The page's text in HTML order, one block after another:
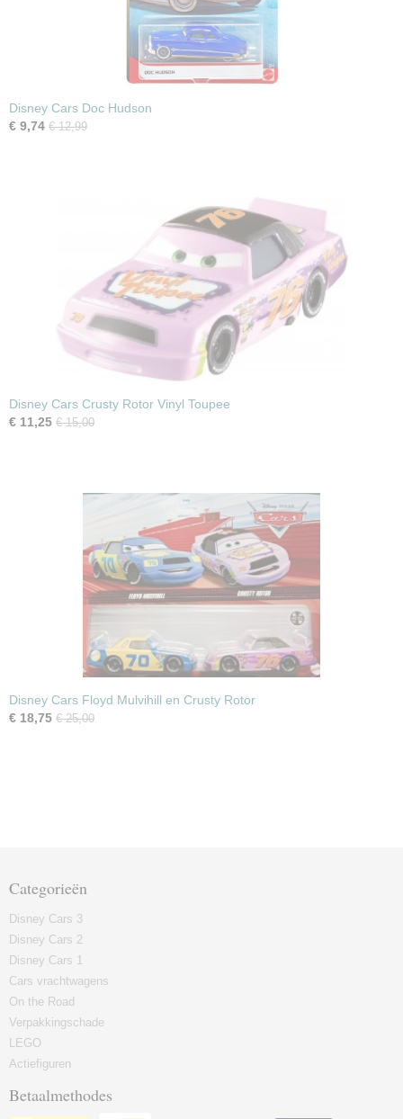
Disney Cars Doc Hudson
€ 9,74 € 12,99
Disney Cars Crusty Rotor Vinyl Toupee
€ 11,25 € 15,00
Disney Cars Floyd Mulvihill en Crusty Rotor
€ 18,75 € 25,00
Categorieën
Disney Cars 3
Disney Cars 2
Disney Cars 1
Cars vrachtwagens
On the Road
Verpakkingschade
LEGO
Actiefiguren
Betaalmethodes